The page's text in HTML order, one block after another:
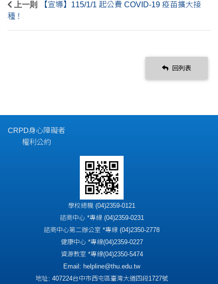
上一則
【宣導】115/1/1 起公費 COVID-19 疫苗擴大接
種！
回列表
CRPD身心障礙者
權利公約
學校總機 (04)2359-0121
諮商中心 *專線 (04)2359-0231
諮商中心第二辦公室 *專線 (04)2350-2778
健康中心 *專線(04)2359-0227
資源教室 *專線(04)2350-5474
Email: helpline@thu.edu.tw
地址: 407224台中市西屯區臺灣大道四段1727號